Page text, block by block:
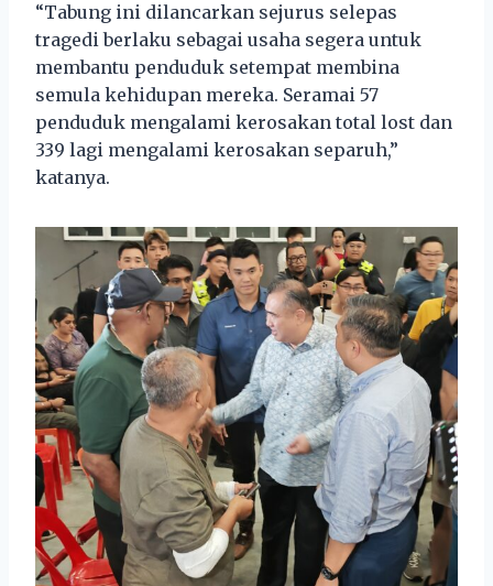
“Tabung ini dilancarkan sejurus selepas
tragedi berlaku sebagai usaha segera untuk
membantu penduduk setempat membina
semula kehidupan mereka. Seramai 57
penduduk mengalami kerosakan total lost dan
339 lagi mengalami kerosakan separuh,”
katanya.